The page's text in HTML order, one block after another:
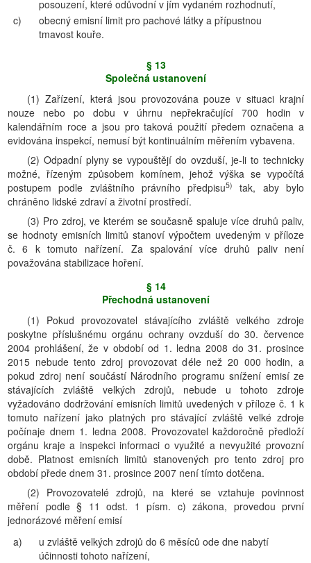
posouzení, které odůvodní v jím vydaném rozhodnutí,
c)
obecný emisní limit pro pachové látky a přípustnou
tmavost kouře.
§ 13
Společná ustanovení
(1) Zařízení, která jsou provozována pouze v situaci krajní
nouze nebo po dobu v úhrnu nepřekračující 700 hodin v
kalendářním roce a jsou pro taková použití předem označena a
evidována inspekcí, nemusí být kontinuálním měřením vybavena.
(2) Odpadní plyny se vypouštějí do ovzduší, je-li to technicky
možné, řízeným způsobem komínem, jehož výška se vypočítá
postupem podle zvláštního právního předpisu5)
tak, aby bylo
chráněno lidské zdraví a životní prostředí.
(3) Pro zdroj, ve kterém se současně spaluje více druhů paliv,
se hodnoty emisních limitů stanoví výpočtem uvedeným v příloze
č. 6 k tomuto nařízení. Za spalování více druhů paliv není
považována stabilizace hoření.
§ 14
Přechodná ustanovení
(1) Pokud provozovatel stávajícího zvláště velkého zdroje
poskytne příslušnému orgánu ochrany ovzduší do 30. července
2004 prohlášení, že v období od 1. ledna 2008 do 31. prosince
2015 nebude tento zdroj provozovat déle než 20 000 hodin, a
pokud zdroj není součástí Národního programu snížení emisí ze
stávajících zvláště velkých zdrojů, nebude u tohoto zdroje
vyžadováno dodržování emisních limitů uvedených v příloze č. 1 k
tomuto nařízení jako platných pro stávající zvláště velké zdroje
počínaje dnem 1. ledna 2008. Provozovatel každoročně předloží
orgánu kraje a inspekci informaci o využité a nevyužité provozní
době. Platnost emisních limitů stanovených pro tento zdroj pro
období přede dnem 31. prosince 2007 není tímto dotčena.
(2) Provozovatelé zdrojů, na které se vztahuje povinnost
měření podle § 11 odst. 1 písm. c) zákona, provedou první
jednorázové měření emisí
a)
u zvláště velkých zdrojů do 6 měsíců ode dne nabytí
účinnosti tohoto nařízení,